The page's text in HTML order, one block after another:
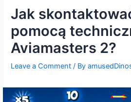
Jak
pomocą
Aviamasters 2?
Leave a Comment / By